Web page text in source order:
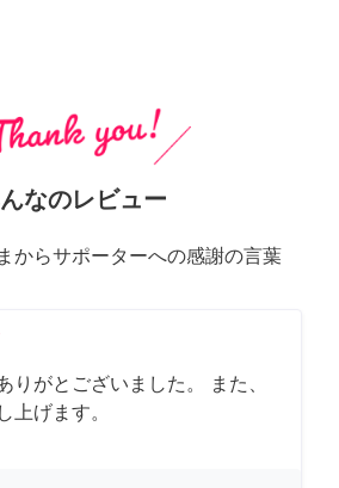
なのレビュー
からサポーターへの感謝の言葉
りがとございました。 また、
上げます。